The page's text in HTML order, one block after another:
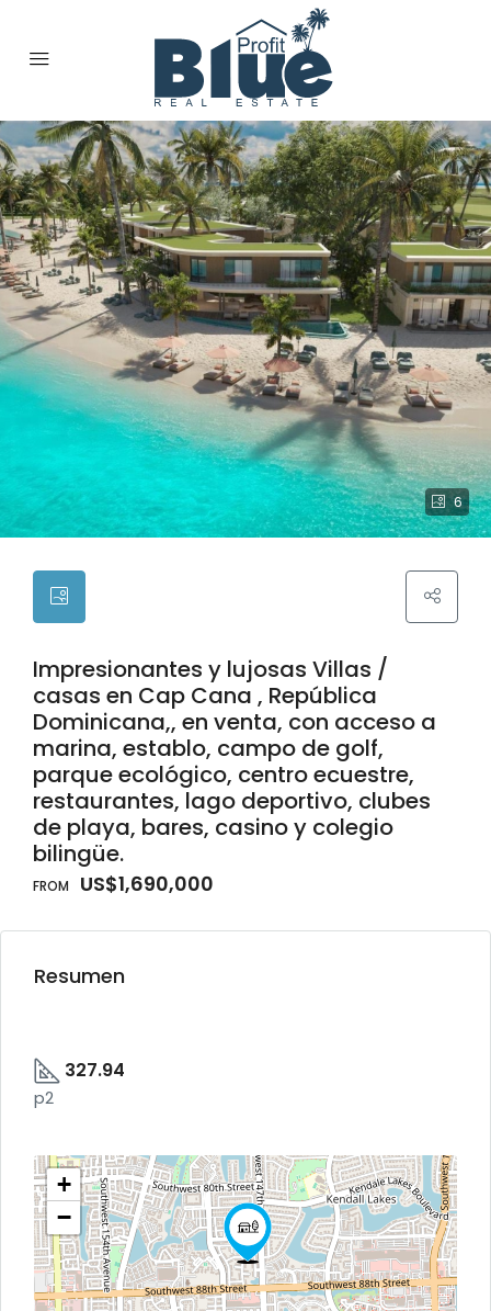
6
Impresionantes y lujosas Villas /
casas en Cap Cana , República
Dominicana,, en venta, con acceso a
marina, establo, campo de golf,
parque ecológico, centro ecuestre,
restaurantes, lago deportivo, clubes
de playa, bares, casino y colegio
bilingüe.
US$1,690,000
Resumen
327.94
p2
+
−